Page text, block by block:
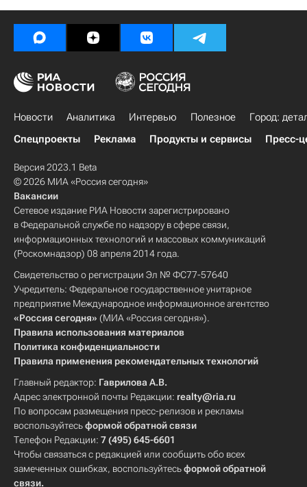
Новости Аналитика Интервью Полезное
Город:
Спецпроекты
Реклама Продукты и сервисы Пресс-
Версия 2023.1 Beta
© 2026 МИА «Россия сегодня»
Вакансии
Сетевое издание РИА Новости зарегистрировано
в Федеральной службе по надзору в сфере связи,
информационных технологий и массовых коммуникаций
(Роскомнадзор) 08 апреля 2014 года.
Свидетельство о регистрации Эл № ФС77-57640
Учредитель: Федеральное государственное унитарное
предприятие Международное информационное агентство
«Россия сегодня» (МИА «Россия сегодня»).
Правила использования материалов
Политика конфиденциальности
Правила применения рекомендательных технологий
Главный редактор: Гаврилова А.В.
Адрес электронной почты Редакции: realty@ria.ru
По вопросам размещения пресс-релизов и рекламы
воспользуйтесьформой обратной связи
Телефон Редакции: 7 (495) 645-6601
Чтобы связаться с редакцией или сообщить обо всех
замеченных ошибках, воспользуйтесьформой обратной
связи.